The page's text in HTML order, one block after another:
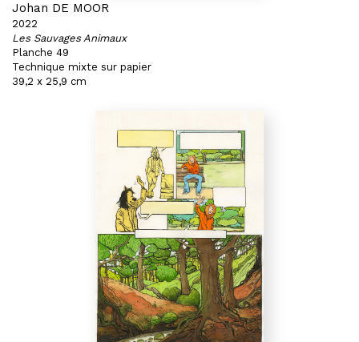
Johan DE MOOR
2022
Les Sauvages Animaux
Planche 49
Technique mixte sur papier
39,2 x 25,9 cm